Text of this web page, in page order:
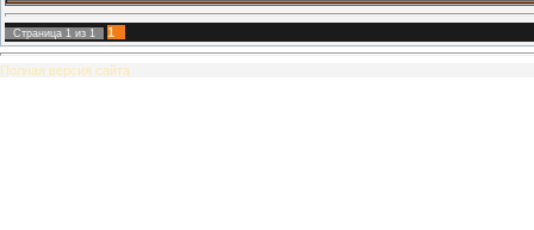
Страница 1 из 1 1
Полная версия сайта